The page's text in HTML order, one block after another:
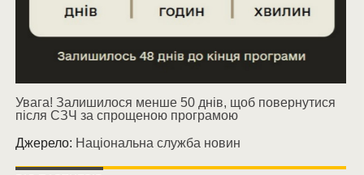
Увага! Залишилося менше 50 днів, щоб повернутися
після СЗЧ за спрощеною програмою
Джерело: Національна служба новин